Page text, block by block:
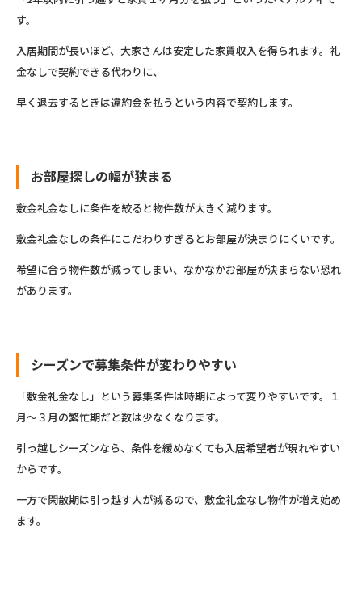
す。
入居期間が長いほど、大家さんは安定した家賃収入を得られます。礼
金なしで契約できる代わりに、
早く退去するときは違約金を払うという内容で契約します。
お部屋探しの幅が狭まる
敷金礼金なしに条件を絞ると物件数が大きく減ります。
敷金礼金なしの条件にこだわりすぎるとお部屋が決まりにくいです。
希望に合う物件数が減ってしまい、なかなかお部屋が決まらない恐れ
があります。
シーズンで募集条件が変わりやすい
「敷金礼金なし」という募集条件は時期によって変りやすいです。１
月～３月の繁忙期だと数は少なくなります。
引っ越しシーズンなら、条件を緩めなくても入居希望者が現れやすい
からです。
一方で閑散期は引っ越す人が減るので、敷金礼金なし物件が増え始め
ます。